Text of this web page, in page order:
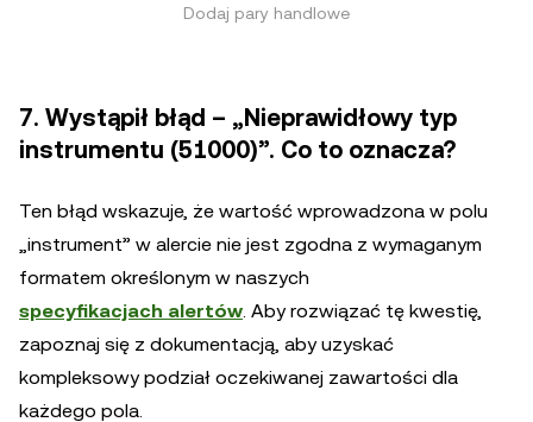
Dodaj pary handlowe
7. Wystąpił błąd – „Nieprawidłowy typ
instrumentu (51000)”. Co to oznacza?
Ten błąd wskazuje, że wartość wprowadzona w polu
„instrument” w alercie nie jest zgodna z wymaganym
formatem określonym w naszych
specyfikacjach alertów. Aby rozwiązać tę kwestię,
zapoznaj się z dokumentacją, aby uzyskać
kompleksowy podział oczekiwanej zawartości dla
każdego pola.